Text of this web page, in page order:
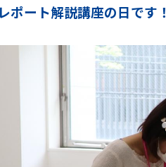
ポート解説講座の日です！